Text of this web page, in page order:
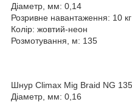
Діаметр, мм: 0,14
Розривне навантаження: 10 кг
Колір: жовтий-неон
Розмотування, м: 135
Шнур Climax Mig Braid NG
Діаметр, мм: 0,16